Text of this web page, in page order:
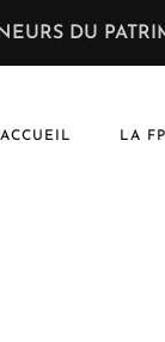
DU
ACCUEIL LA